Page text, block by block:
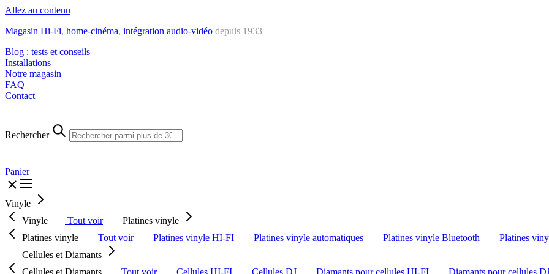
Allez au contenu
Magasin Hi-Fi, home-cinéma, intégration audio-vidéo depuis 1933 |
Blog : tests et conseils
Installations
Notre magasin
FAQ
Contact
Rechercher
Panier
Vinyle
Vinyle
Tout voir
Platines vinyle
Platines vinyle
Tout voir Platines vinyle HI-FI Platines vinyle automatiques Platines vinyle Bluetooth
Platines
Cellules et Diamants
Cellules et Diamants
Tout voir Cellules HI-FI Cellules DJ Diamants pour cellules HI-FI
Diamants pour cellules